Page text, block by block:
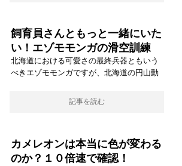
飼育員さんともっと一緒にいた
い！エゾモモンガの滑空訓練
北海道における可愛さの最終兵器ともいう
べきエゾモモンガですが、北海道の円山動
記事を読む
カメレオンは本当に色が変わる
のか？１０倍速で確認！